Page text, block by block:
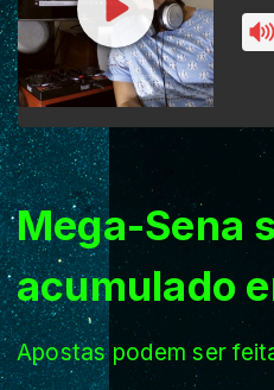
Mega-Sena
acumulado
Apostas podem ser